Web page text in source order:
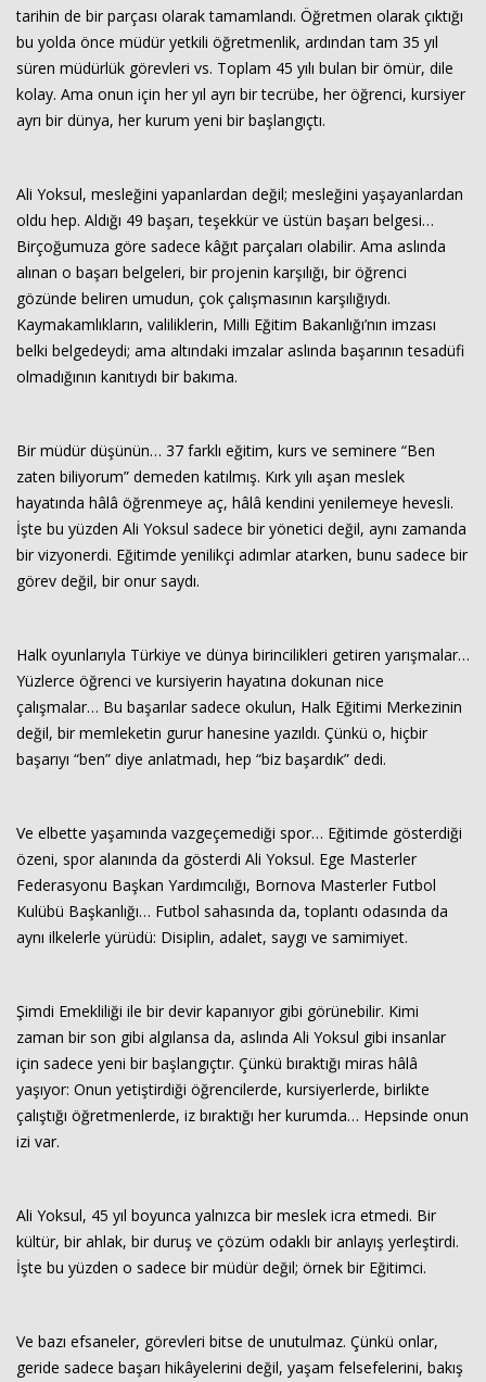
tarihin de bir parçası olarak tamamlandı. Öğretmen olarak çıktığı
bu yolda önce müdür yetkili öğretmenlik, ardından tam 35 yıl
süren müdürlük görevleri vs. Toplam 45 yılı bulan bir ömür, dile
kolay. Ama onun için her yıl ayrı bir tecrübe, her öğrenci, kursiyer
ayrı bir dünya, her kurum yeni bir başlangıçtı.
Ali Yoksul, mesleğini yapanlardan değil; mesleğini yaşayanlardan
oldu hep. Aldığı 49 başarı, teşekkür ve üstün başarı belgesi…
Birçoğumuza göre sadece kâğıt parçaları olabilir. Ama aslında
alınan o başarı belgeleri, bir projenin karşılığı, bir öğrenci
gözünde beliren umudun, çok çalışmasının karşılığıydı.
Kaymakamlıkların, valiliklerin, Milli Eğitim Bakanlığı’nın imzası
belki belgedeydi; ama altındaki imzalar aslında başarının tesadüfi
olmadığının kanıtıydı bir bakıma.
Bir müdür düşünün… 37 farklı eğitim, kurs ve seminere “Ben
zaten biliyorum” demeden katılmış. Kırk yılı aşan meslek
hayatında hâlâ öğrenmeye aç, hâlâ kendini yenilemeye hevesli.
İşte bu yüzden Ali Yoksul sadece bir yönetici değil, aynı zamanda
bir vizyonerdi. Eğitimde yenilikçi adımlar atarken, bunu sadece bir
görev değil, bir onur saydı.
Halk oyunlarıyla Türkiye ve dünya birincilikleri getiren yarışmalar…
Yüzlerce öğrenci ve kursiyerin hayatına dokunan nice
çalışmalar… Bu başarılar sadece okulun, Halk Eğitimi Merkezinin
değil, bir memleketin gurur hanesine yazıldı. Çünkü o, hiçbir
başarıyı “ben” diye anlatmadı, hep “biz başardık” dedi.
Ve elbette yaşamında vazgeçemediği spor… Eğitimde gösterdiği
özeni, spor alanında da gösterdi Ali Yoksul. Ege Masterler
Federasyonu Başkan Yardımcılığı, Bornova Masterler Futbol
Kulübü Başkanlığı… Futbol sahasında da, toplantı odasında da
aynı ilkelerle yürüdü: Disiplin, adalet, saygı ve samimiyet.
Şimdi Emekliliği ile bir devir kapanıyor gibi görünebilir. Kimi
zaman bir son gibi algılansa da, aslında Ali Yoksul gibi insanlar
için sadece yeni bir başlangıçtır. Çünkü bıraktığı miras hâlâ
yaşıyor: Onun yetiştirdiği öğrencilerde, kursiyerlerde, birlikte
çalıştığı öğretmenlerde, iz bıraktığı her kurumda… Hepsinde onun
izi var.
Ali Yoksul, 45 yıl boyunca yalnızca bir meslek icra etmedi. Bir
kültür, bir ahlak, bir duruş ve çözüm odaklı bir anlayış yerleştirdi.
İşte bu yüzden o sadece bir müdür değil; örnek bir Eğitimci.
Ve bazı efsaneler, görevleri bitse de unutulmaz. Çünkü onlar,
geride sadece başarı hikâyelerini değil, yaşam felsefelerini, bakış